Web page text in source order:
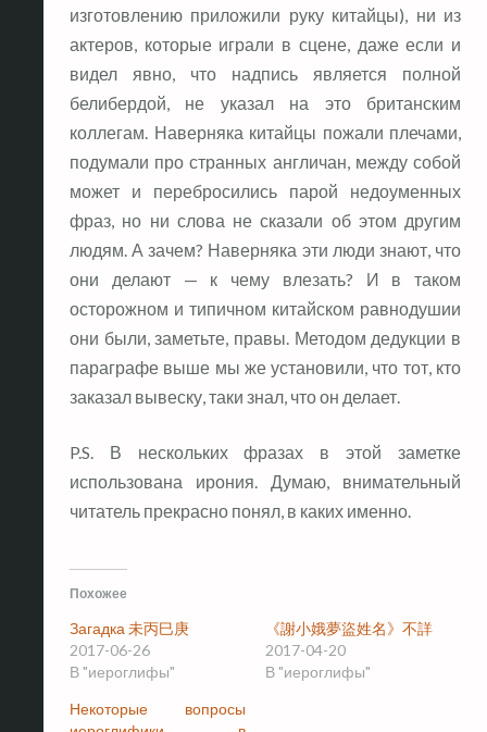
изготовлению приложили руку китайцы), ни из
актеров, которые играли в сцене, даже если и
видел явно, что надпись является полной
белибердой, не указал на это британским
коллегам. Наверняка китайцы пожали плечами,
подумали про странных англичан, между собой
может и перебросились парой недоуменных
фраз, но ни слова не сказали об этом другим
людям. А зачем? Наверняка эти люди знают, что
они делают — к чему влезать? И в таком
осторожном и типичном китайском равнодушии
они были, заметьте, правы. Методом дедукции в
параграфе выше мы же установили, что тот, кто
заказал вывеску, таки знал, что он делает.
P.S. В нескольких фразах в этой заметке
использована ирония. Думаю, внимательный
читатель прекрасно понял, в каких именно.
Похожее
Загадка 未丙巳庚
2017-06-26
В "иероглифы"
《謝小娥夢盜姓名》不詳
2017-04-20
В "иероглифы"
Некоторые вопросы